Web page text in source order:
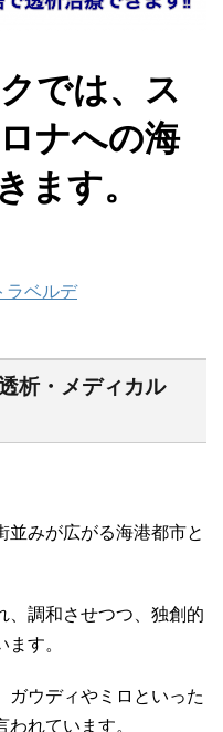
では、ス
ナへの海
ます。
析・メディカル
並みが広がる海港都市と
、調和させつつ、独創的
す。
ガウディやミロといった
れています。